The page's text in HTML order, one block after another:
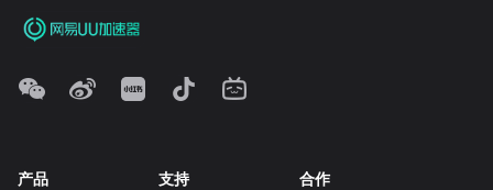
产品 支持 合作